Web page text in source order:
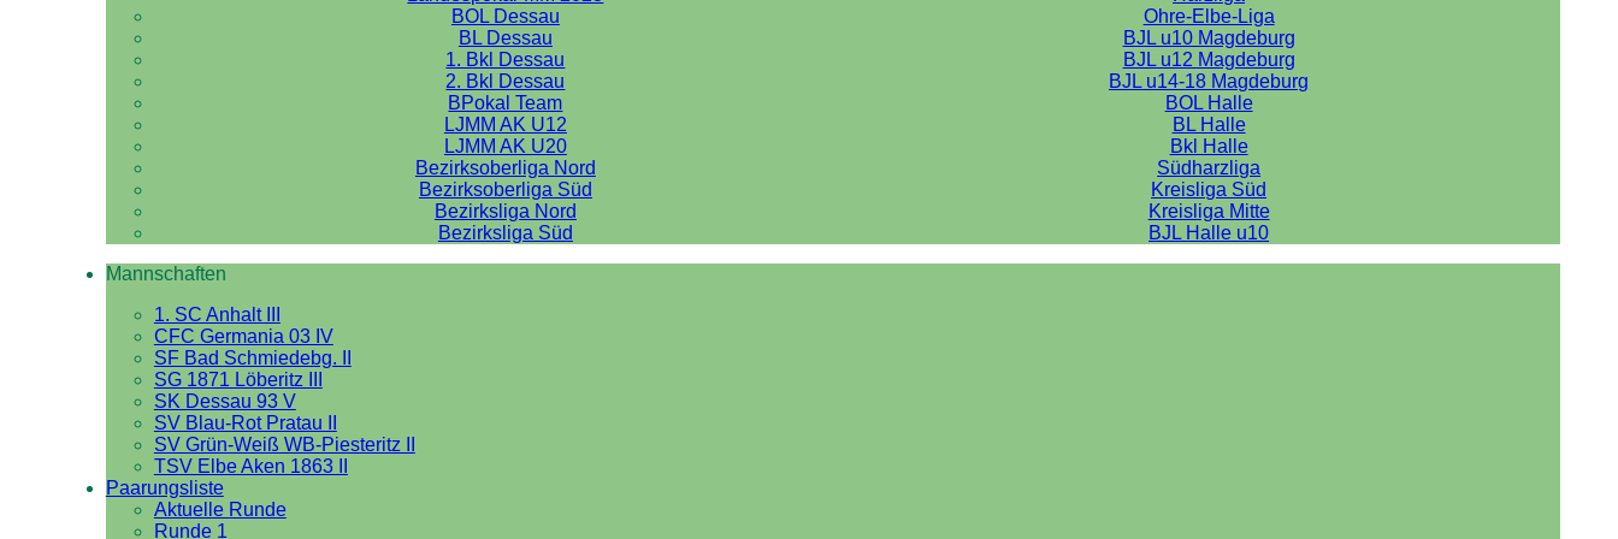
BOL Dessau
Ohre-Elbe-Liga
BL Dessau
BJL u10 Magdeburg
1. Bkl Dessau
BJL u12 Magdeburg
2. Bkl Dessau
BJL u14-18 Magdeburg
BPokal Team
BOL Halle
LJMM AK U12
BL Halle
LJMM AK U20
Bkl Halle
Bezirksoberliga Nord
Südharzliga
Bezirksoberliga Süd
Kreisliga Süd
Bezirksliga Nord
Kreisliga Mitte
Bezirksliga Süd
BJL Halle u10
Mannschaften
1. SC Anhalt III
CFC Germania 03 IV
SF Bad Schmiedebg. II
SG 1871 Löberitz III
SK Dessau 93 V
SV Blau-Rot Pratau II
SV Grün-Weiß WB-Piesteritz II
TSV Elbe Aken 1863 II
Paarungsliste
Aktuelle Runde
Runde 1